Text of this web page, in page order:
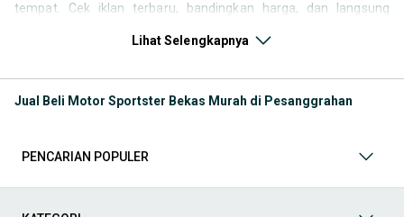
tempat. Cek iklan terbaru, bandingkan harga, dan langsung
motor bekas, jangan lewatkan juga kategori pendukung lainnya
atau bekas
Mulai dari box motor, windshield, jok custom, spion, hingga
Lihat Selengkapnya
Jual Beli Motor Sportster Bekas Murah di Pesanggrahan
PENCARIAN POPULER